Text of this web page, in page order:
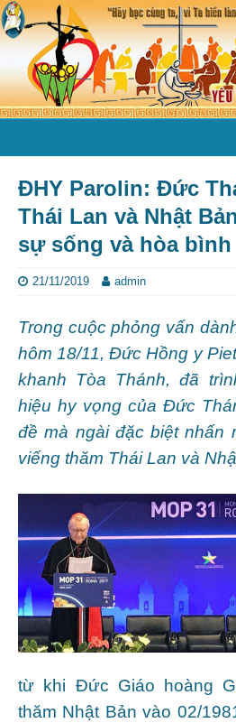
ĐHY Parolin: Đức
Thái Lan và Nhật
sự sống và hòa bình
21/11/2019 admin
Trong cuộc phỏng vấn
hôm 18/11, Đức Hồng y
khanh Tòa Thánh, đã
hiệu hy vọng của Đức
đề mà ngài đặc biệt nhấn
viếng thăm Thái Lan và
từ khi Đức Giáo hoàng
thăm Nhật Bản vào 02/